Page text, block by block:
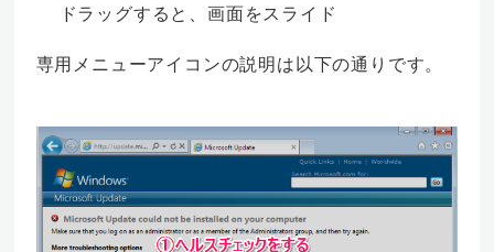
ドラッグすると、画面をスライド
専用メニューアイコンの説明は以下の通りです。